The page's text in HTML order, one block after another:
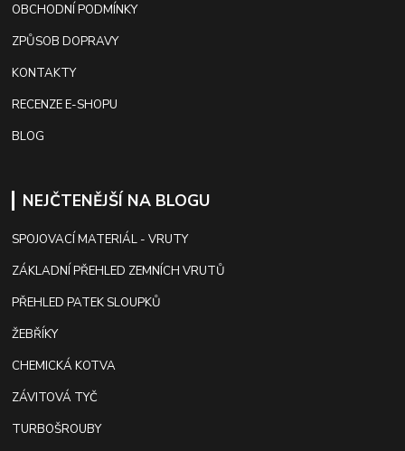
OBCHODNÍ PODMÍNKY
ZPŮSOB DOPRAVY
KONTAKTY
RECENZE E-SHOPU
BLOG
NEJČTENĚJŠÍ NA BLOGU
SPOJOVACÍ MATERIÁL - VRUTY
ZÁKLADNÍ PŘEHLED ZEMNÍCH VRUTŮ
PŘEHLED PATEK SLOUPKŮ
ŽEBŘÍKY
CHEMICKÁ KOTVA
ZÁVITOVÁ TYČ
TURBOŠROUBY